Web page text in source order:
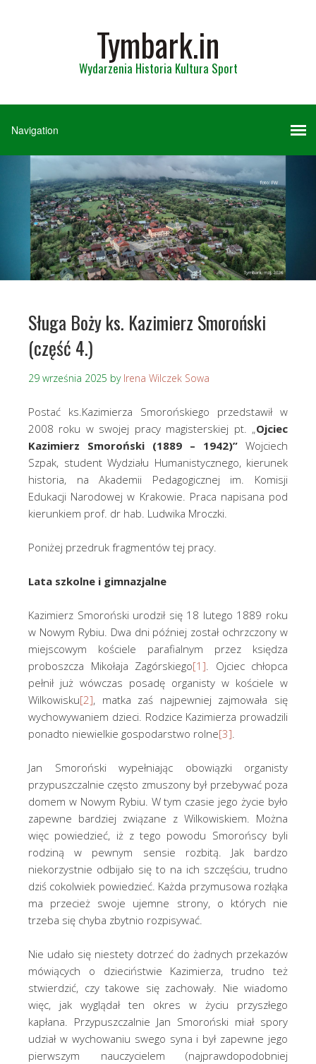
Tymbark.in
Wydarzenia Historia Kultura Sport
Sługa Boży ks. Kazimierz Smoroński
(część 4.)
29 września 2025 by Irena Wilczek Sowa
Postać ks.Kazimierza Smorońskiego przedstawił w
2008 roku w swojej pracy magisterskiej pt. „Ojciec
Kazimierz Smoroński (1889 – 1942)” Wojciech
Szpak, student Wydziału Humanistycznego, kierunek
historia, na Akademii Pedagogicznej im. Komisji
Edukacji Narodowej w Krakowie. Praca napisana pod
kierunkiem prof. dr hab. Ludwika Mroczki.
Poniżej przedruk fragmentów tej pracy.
Lata szkolne i gimnazjalne
Kazimierz Smoroński urodził się 18 lutego 1889 roku
w Nowym Rybiu. Dwa dni później został ochrzczony w
miejscowym kościele parafialnym przez księdza
proboszcza Mikołaja Zagórskiego[1] . Ojciec chłopca
pełnił już wówczas posadę organisty w kościele w
Wilkowisku[2], matka zaś najpewniej zajmowała się
wychowywaniem dzieci. Rodzice Kazimierza prowadzili
ponadto niewielkie gospodarstwo rolne[3]
Jan Smoroński wypełniając obowiązki organisty
przypuszczalnie często zmuszony był przebywać poza
domem w Nowym Rybiu. W tym czasie jego życie było
zapewne bardziej związane z Wilkowiskiem. Można
więc powiedzieć, iż z tego powodu Smorońscy byli
rodziną w pewnym sensie rozbitą. Jak bardzo
niekorzystnie odbijało się to na ich szczęściu, trudno
dziś cokolwiek powiedzieć. Każda przymusowa rozłąka
ma przecież swoje ujemne strony, o których nie
trzeba się chyba zbytnio rozpisywać.
Nie udało się niestety dotrzeć do żadnych przekazów
mówiących o dzieciństwie Kazimierza, trudno też
stwierdzić, czy takowe się zachowały. Nie wiadomo
więc, jak wyglądał ten okres w życiu przyszłego
kapłana. Przypuszczalnie Jan Smoroński miał spory
udział w wychowaniu swego syna i był zapewne jego
pierwszym nauczycielem (najprawdopodobniej